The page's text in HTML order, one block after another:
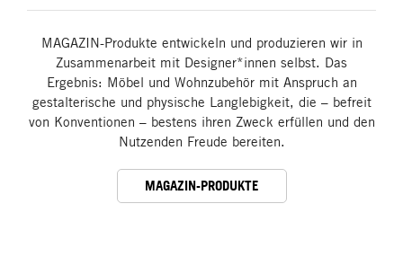
MAGAZIN-Produkte entwickeln und produzieren wir in
Zusammenarbeit mit Designer*innen selbst. Das
Ergebnis: Möbel und Wohnzubehör mit Anspruch an
gestalterische und physische Langlebigkeit, die – befreit
von Konventionen – bestens ihren Zweck erfüllen und den
Nutzenden Freude bereiten.
MAGAZIN-PRODUKTE